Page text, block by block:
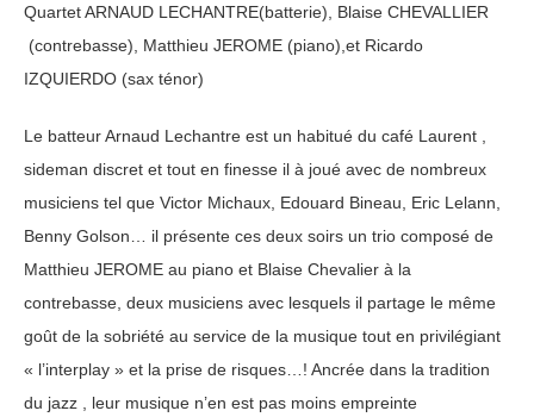
Quartet ARNAUD LECHANTRE(batterie), Blaise CHEVALLIER
(contrebasse), Matthieu JEROME (piano),et Ricardo
IZQUIERDO (sax ténor)
Le batteur Arnaud Lechantre est un habitué du café Laurent ,
sideman discret et tout en finesse il à joué avec de nombreux
musiciens tel que Victor Michaux, Edouard Bineau, Eric Lelann,
Benny Golson… il présente ces deux soirs un trio composé de
Matthieu JEROME au piano et Blaise Chevalier à la
contrebasse, deux musiciens avec lesquels il partage le même
goût de la sobriété au service de la musique tout en privilégiant
« l’interplay » et la prise de risques…! Ancrée dans la tradition
du jazz , leur musique n’en est pas moins empreinte